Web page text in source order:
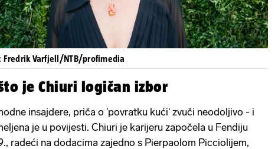
Fredrik Varfjell/NTB/profimedia
je Chiuri logičan izbor
insajdere, priča o 'povratku kući' zvuči neodoljivo - i
je u povijesti. Chiuri je karijeru započela u Fendiju
radeći na dodacima zajedno s Pierpaolom Picciolijem,